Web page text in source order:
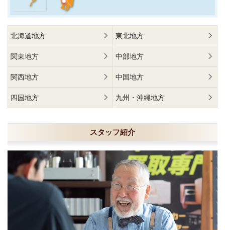
北海道地方 東北地方
関東地方 中部地方
関西地方 中国地方
四国地方 九州・沖縄地方
スタッフ紹介